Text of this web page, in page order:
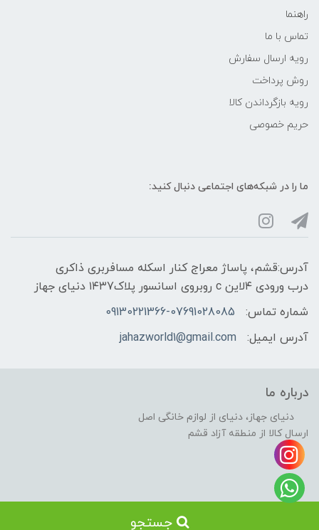
راهنما
تماس با ما
رویه ارسال سفارش
روش پرداخت
رویه‌ بازگرداندن کالا
حریم خصوصی
ما را در شبکه‌های اجتماعی دنبال کنید:
آدرس:قشم، پاساژ معراج کنار اسکله مسافربری ذاکری
درب ورودی ۴لاین c روبروی اسانسور پلاک۱۴۳7 دنیای جهاز
شماره تماس:
09130221366-07691028085
آدرس ایمیل:
jahazworld1@gmail.com
درباره ما
دنیای جهاز، دنیای از لوازم خانگی اصل
ارسال کالا از منطقه آزاد قشم
ساخت سایت توسط کانون تبلیغاتی هوشمند